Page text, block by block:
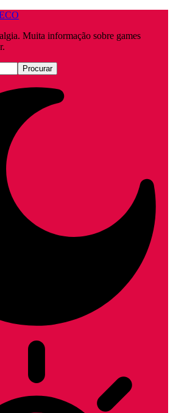
Muita informação sobre games